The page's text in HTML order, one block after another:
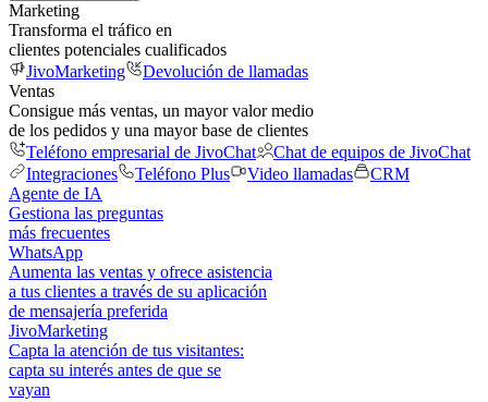
Marketing
Transforma el tráfico en
clientes potenciales cualificados
JivoMarketing
Devolución de llamadas
Ventas
Consigue más ventas, un mayor valor medio
de los pedidos y una mayor base de clientes
Teléfono empresarial de JivoChat
Chat de equipos de JivoChat
Integraciones
Teléfono Plus Video llamadas
CRM
Agente de IA
Gestiona las preguntas
más frecuentes
WhatsApp
Aumenta las ventas y ofrece asistencia
a tus clientes a través de su aplicación
de mensajería preferida
JivoMarketing
Capta la atención de tus visitantes:
capta su interés antes de que se
vayan